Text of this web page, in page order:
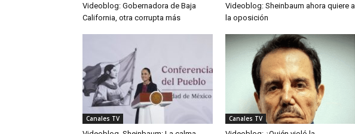
Videoblog: Gobernadora de Baja
California, otra corrupta más
Videoblog: Sheinbaum ahora quiere a
la oposición
Canales TV Canales TV